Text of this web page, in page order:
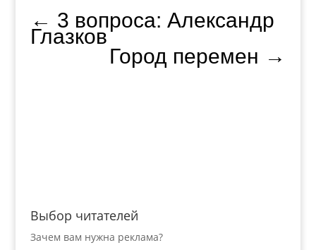
← 3 вопроса: Александр
Глазков
Город перемен →
Выбор читателей
Зачем вам нужна реклама?